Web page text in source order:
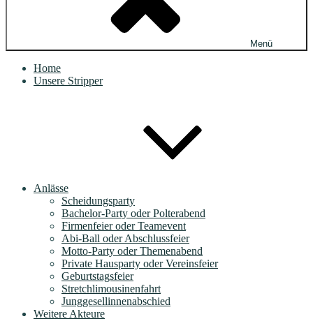
Menü
Home
Unsere Stripper
Anlässe
Scheidungsparty
Bachelor-Party oder Polterabend
Firmenfeier oder Teamevent
Abi-Ball oder Abschlussfeier
Motto-Party oder Themenabend
Private Hausparty oder Vereinsfeier
Geburtstagsfeier
Stretchlimousinenfahrt
Junggesellinnenabschied
Weitere Akteure